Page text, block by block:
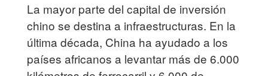
La mayor parte del capital de inversión
chino se destina a infraestructuras. En la
última década, China ha ayudado a los
países africanos a levantar más de 6.000